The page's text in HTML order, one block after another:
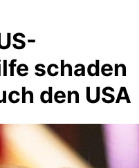
schaden
den USA